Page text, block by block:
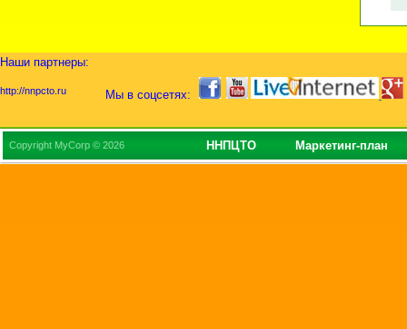
Наши партнеры:
Мы в соцсетях:
http://nnpcto.ru
Copyright MyCorp © 2026 ННПЦТО Маркетинг-план